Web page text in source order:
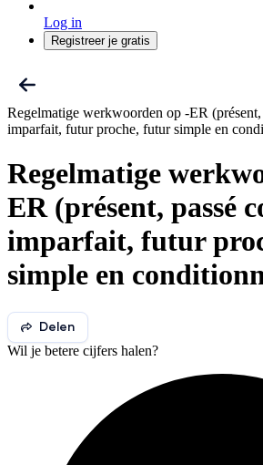
Log in
Registreer je gratis
Regelmatige werkwoorden op -ER (présent,
imparfait, futur proche, futur simple en
Regelmatige
ER (présent, passé
imparfait, futur
simple en
Delen
Wil je betere cijfers halen?